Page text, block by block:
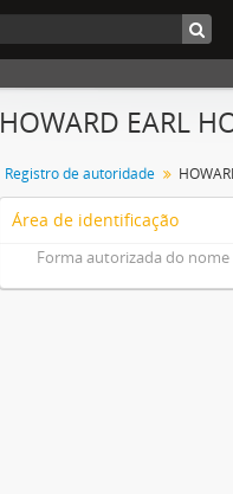
HOWARD EARL
Registro de autoridade
Área de identificação
Forma autorizada do nome